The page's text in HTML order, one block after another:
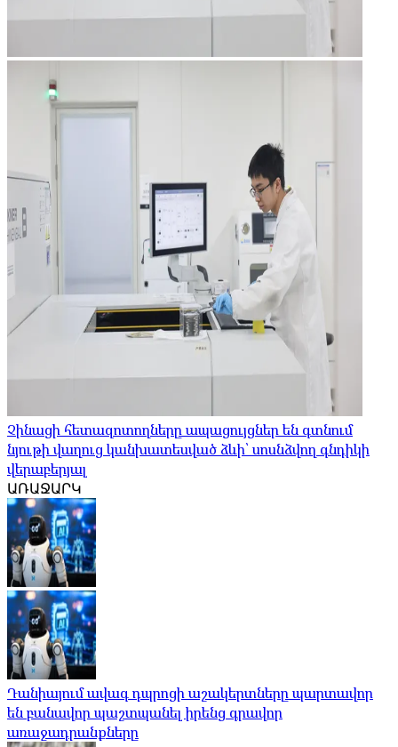
Չինացի հետազոտողները ապացույցներ են գտնում
նյութի վաղուց կանխատեսված ձևի՝ սոսնձվող գնդիկի
վերաբերյալ
ԱՌԱՋԱՐԿ
Դանիայում ավագ դպրոցի աշակերտները պարտավոր
են բանավոր պաշտպանել իրենց գրավոր
առաջադրանքները